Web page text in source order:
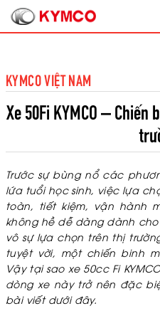
KYMCO VIỆT NAM
Xe 50Fi KYMCO –
Trước sự bùng nổ các
lứa tuổi học sinh, việc lựa
toàn, tiết kiệm, vận hành
không hề dễ dàng dành
vô sự lựa chọn trên thị
tuyệt vời, một chiến binh
Vậy tại sao xe 50cc Fi
dòng xe này trở nên đặc
bài viết dưới đây.